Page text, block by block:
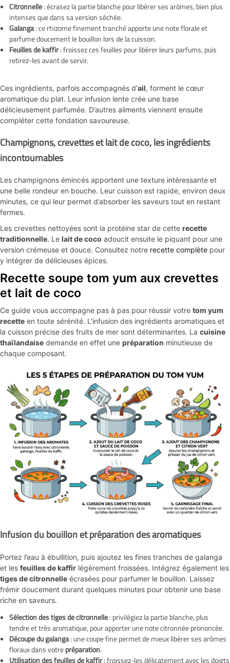
Citronnelle: écrasez la partie blanche pour libérer ses arômes, bien plus
intenses que dans sa version séchée.
Galanga: ce rhizome finement tranché apporte une note florale et
parfume doucement le bouillon lors de la cuisson.
Feuilles de kaffir: froissez ces feuilles pour libérer leurs parfums, puis
retirez-les avant de servir.
Ces ingrédients, parfois accompagnés d’ail, forment le cœur
aromatique du plat. Leur infusion lente crée une base
délicieusement parfumée. D’autres aliments viennent ensuite
compléter cette fondation savoureuse.
Champignons, crevettes et lait de coco, les ingrédients
incontournables
Les champignons émincés apportent une texture intéressante et
une belle rondeur en bouche. Leur cuisson est rapide, environ deux
minutes, ce qui leur permet d’absorber les saveurs tout en restant
fermes.
Les crevettes nettoyées sont la protéine star de cette recette
traditionnelle. Le lait de coco adoucit ensuite le piquant pour une
version crémeuse et douce. Consultez notre recette complète pour
y intégrer de délicieuses épices.
Recette soupe tom yum aux crevettes
et lait de coco
Ce guide vous accompagne pas à pas pour réussir votre tom yum
recette en toute sérénité. L’infusion des ingrédients aromatiques et
la cuisson précise des fruits de mer sont déterminantes. La cuisine
thaïlandaise demande en effet une préparation minutieuse de
chaque composant.
Infusion du bouillon et préparation des aromatiques
Portez l’eau à ébullition, puis ajoutez les fines tranches de galanga
et les feuilles de kaffir légèrement froissées. Intégrez également les
tiges de citronnelle écrasées pour parfumer le bouillon. Laissez
frémir doucement durant quelques minutes pour obtenir une base
riche en saveurs.
Sélection des tiges de citronnelle: privilégiez la partie blanche, plus
tendre et très aromatique, pour apporter une note citronnée prononcée.
Découpe du galanga: une coupe fine permet de mieux libérer ses arômes
floraux dans votrepréparation.
Utilisation des feuilles de kaffir: froissez-les délicatement avec les doigts